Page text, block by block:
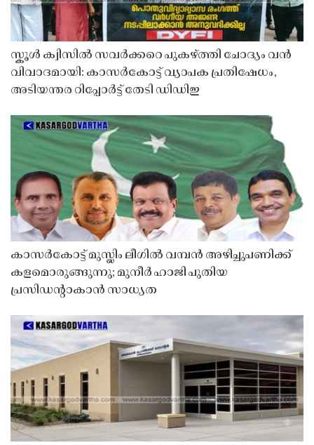
സ്കൂൾ ക്വിസിൽ സവർക്കറെ പുകഴ്ത്തി ചോദ്യം വൻ
വിവാദമായി: കാസർകോട്ട് വ്യാപക പ്രതിഷേധം,
അടിയന്തര റിപ്പോർട്ട് തേടി ഡിഡിഇ
കാസർകോട്ട് മുസ്ലിം ലീഗിൽ വമ്പൻ അഴിച്ചുപണിക്ക്
കളമൊരുങ്ങുന്നു; മുനീർ ഹാജി പുതിയ
പ്രസിഡൻ്റാകാൻ സാധ്യത